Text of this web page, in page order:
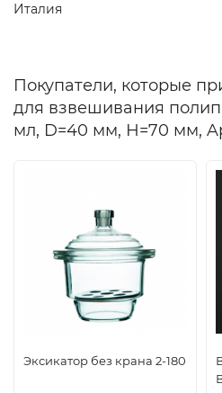
Италия
Покупатели, которые
для взвешивания
мл, D=40 мм, Н=70 мм,
Эксикатор без крана 2-180